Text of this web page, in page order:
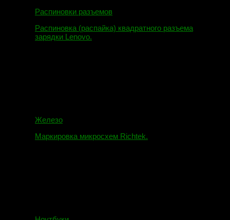
Распиновки разъемов
Распиновка (распайка) квадратного разъема
зарядки Lenovo.
Железо
Маркировка микросхем Richtek.